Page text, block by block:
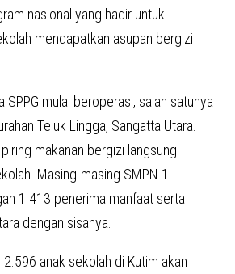
nasional yang hadir untuk
mendapatkan asupan bergizi
SPPG mulai beroperasi, salah satunya
Teluk Lingga, Sangatta Utara.
makanan bergizi langsung
Masing-masing SMPN 1
1.413 penerima manfaat serta
dengan sisanya.
anak sekolah di Kutim akan